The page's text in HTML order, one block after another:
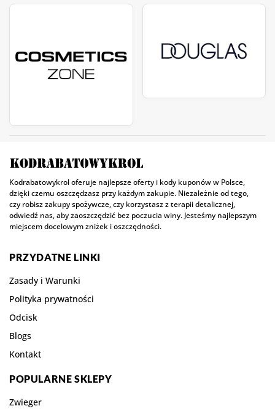
Kodrabatowykrol oferuje najlepsze oferty i kody kuponów w Polsce,
dzięki czemu oszczędzasz przy każdym zakupie. Niezależnie od tego,
czy robisz zakupy spożywcze, czy korzystasz z terapii detalicznej,
odwiedź nas, aby zaoszczędzić bez poczucia winy. Jesteśmy najlepszym
miejscem docelowym zniżek i oszczędności.
PRZYDATNE LINKI
Zasady i Warunki
Polityka prywatności
Odcisk
Blogs
Kontakt
POPULARNE SKLEPY
Zwieger